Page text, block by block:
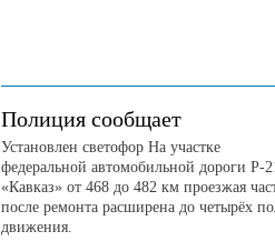
Полиция сообщает
Установлен светофор На участке
федеральной автомобильной дороги Р-
«Кавказ» от 468 до 482 км проезжая
после ремонта расширена до четырёх
движения.